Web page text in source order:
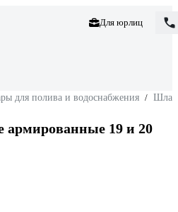
Для юрлиц
для полива и водоснабжения /
19 и 20